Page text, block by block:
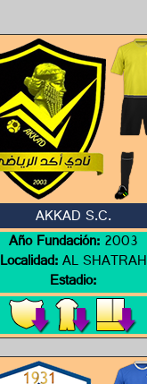
AKKAD S.C.
Año Fundación:2003
Localidad:AL SHATRAH
Estadio: